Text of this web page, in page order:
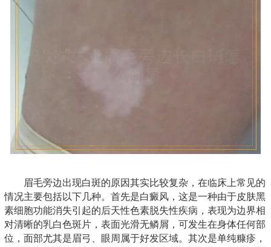
眉毛旁边出现白斑的原因其实比较复杂，在临床上常见的
情况主要包括以下几种。首先是白癜风，这是一种由于皮肤黑
素细胞功能消失引起的后天性色素脱失性疾病，表现为边界相
对清晰的乳白色斑片，表面光滑无鳞屑，可发生在身体任何部
位，面部尤其是眉弓、眼周属于好发区域。其次是单纯糠疹，